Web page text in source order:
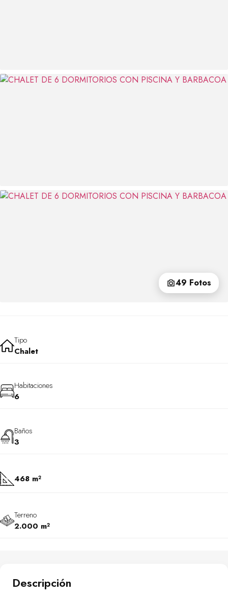
49 Fotos
Tipo
Chalet
Habitaciones
6
Baños
3
468 m²
Terreno
2.000 m²
Descripción